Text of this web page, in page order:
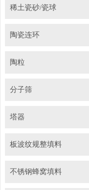
稀土瓷砂/瓷球
陶瓷连环
陶粒
分子筛
塔器
板波纹规整填料
不锈钢蜂窝填料